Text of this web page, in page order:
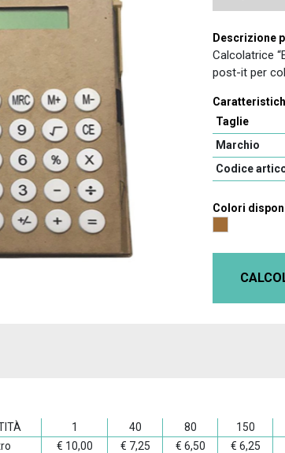
Descrizione
Calcolatrice
post-it per
Taglie
Marchio
Codice
Colori
1 40 80 150
€ 10,00 € 7,25 € 6,50 € 6,25